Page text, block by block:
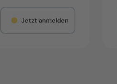
Jetzt anmelden